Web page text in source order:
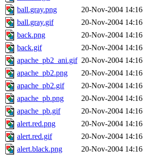
ball.gray.png
20-Nov-2004 14:16
ball.gray.gif
20-Nov-2004 14:16
back.png
20-Nov-2004 14:16
back.gif
20-Nov-2004 14:16
apache_pb2_ani.gif 20-Nov-2004 14:16
apache_pb2.png
20-Nov-2004 14:16
apache_pb2.gif
20-Nov-2004 14:16
apache_pb.png
20-Nov-2004 14:16
apache_pb.gif
20-Nov-2004 14:16
alert.red.png
20-Nov-2004 14:16
alert.red.gif
20-Nov-2004 14:16
alert.black.png
20-Nov-2004 14:16